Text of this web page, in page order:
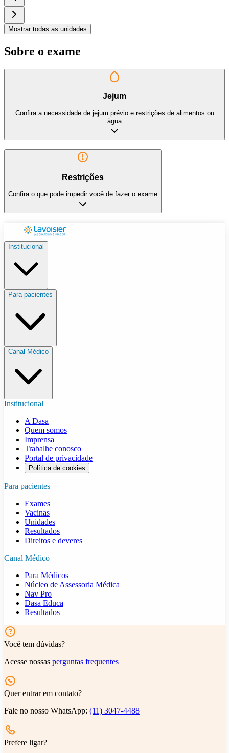
Mostrar todas as unidades
Sobre o exame
Jejum
Confira a necessidade de jejum prévio e restrições de alimentos ou
água
Restrições
Confira o que pode impedir você de fazer o exame
Institucional
Para pacientes
Canal Médico
Institucional
A Dasa
Quem somos
Imprensa
Trabalhe conosco
Portal de privacidade
Política de cookies
Para pacientes
Exames
Vacinas
Unidades
Resultados
Direitos e deveres
Canal Médico
Para Médicos
Núcleo de Assessoria Médica
Nav Pro
Dasa Educa
Resultados
Você tem dúvidas?
Acesse nossas perguntas frequentes
Quer entrar em contato?
Fale no nosso WhatsApp: (11) 3047-4488
Prefere ligar?